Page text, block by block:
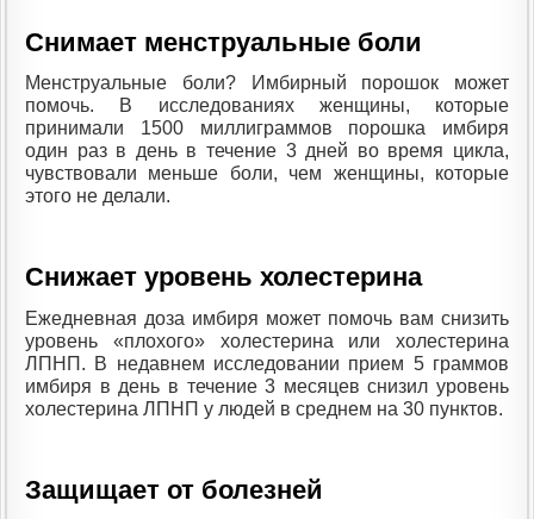
Снимает менструальные боли
Менструальные боли? Имбирный порошок может
помочь. В исследованиях женщины, которые
принимали 1500 миллиграммов порошка имбиря
один раз в день в течение 3 дней во время цикла,
чувствовали меньше боли, чем женщины, которые
этого не делали.
Снижает уровень холестерина
Ежедневная доза имбиря может помочь вам снизить
уровень «плохого» холестерина или холестерина
ЛПНП. В недавнем исследовании прием 5 граммов
имбиря в день в течение 3 месяцев снизил уровень
холестерина ЛПНП у людей в среднем на 30 пунктов.
Защищает от болезней